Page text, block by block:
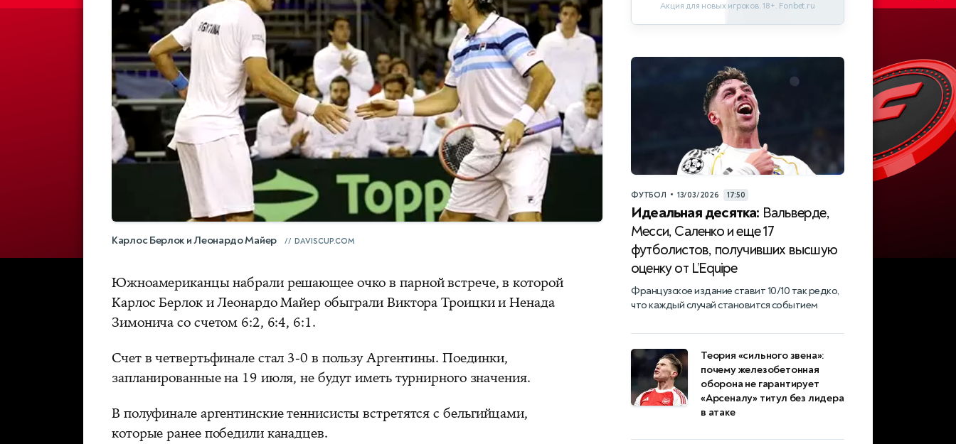
Карлос Берлок и Леонардо Майер DAVISCUP.COM
Южноамериканцы набрали решающее очко в парной встрече, в которой
Карлос Берлок и Леонардо Майер обыграли Виктора Троицки и Ненада
Зимонича со счетом 6:2, 6:4, 6:1.
Счет в четвертьфинале стал 3-0 в пользу Аргентины. Поединки,
запланированные на 19 июля, не будут иметь турнирного значения.
В полуфинале аргентинские теннисисты встретятся с бельгийцами,
которые ранее победили канадцев.
Акция для новых игроков. 18+. Fonbet.ru
ФУТБОЛ • 13/03/2026 17:50
Идеальная десятка: Вальверде,
Месси, Саленко и еще 17
футболистов, получивших высшую
оценку от L’Equipe
Французское издание ставит 10/10 так редко,
что каждый случай становится событием
Теория «сильного звена»:
почему железобетонная
оборона не гарантирует
«Арсеналу» титул без лидера
в атаке